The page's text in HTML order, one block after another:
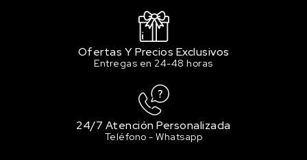
Ofertas Y Precios Exclusivos
Entregas en 24-48 horas
24/7 Atención Personalizada
Teléfono - Whatsapp